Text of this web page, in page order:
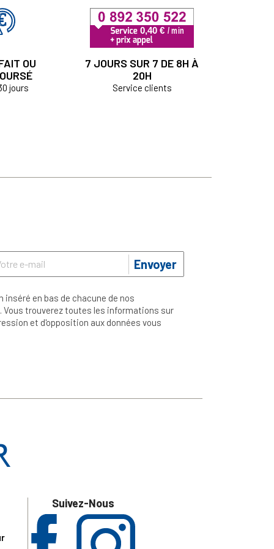
OU
jours
7 JOURS SUR 7 DE 8H À
20H
Service clients
Envoyer
en bas de chacune de nos
trouverez toutes les informations sur
et d'opposition aux données vous
Suivez-Nous